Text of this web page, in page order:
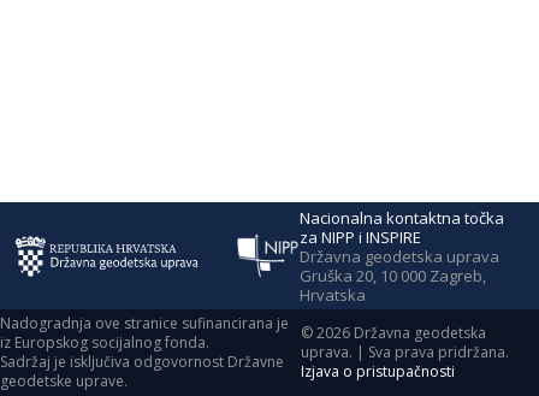
Nacionalna kontaktna točka
za NIPP i INSPIRE
Državna geodetska uprava
Gruška 20, 10 000 Zagreb,
Hrvatska
Nadogradnja ove stranice sufinancirana je
iz Europskog socijalnog fonda.
Sadržaj je isključiva odgovornost Državne
geodetske uprave.
©2026 Državna geodetska
uprava. | Sva prava pridržana.
Izjava o pristupačnosti